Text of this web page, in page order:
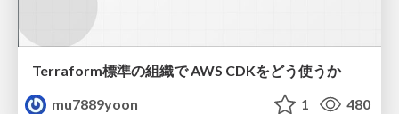
Terraform標準の組織で AWS CDKをどう使うか
mu7889yoon
1 480